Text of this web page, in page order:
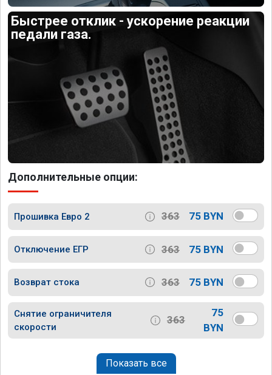
Быстрее отклик - ускорение реакции
педали газа.
Дополнительные опции:
Прошивка Евро 2 363 75 BYN
Отключение ЕГР 363 75 BYN
Возврат стока 363 75 BYN
Снятие ограничителя
скорости
363
75
BYN
Показать все